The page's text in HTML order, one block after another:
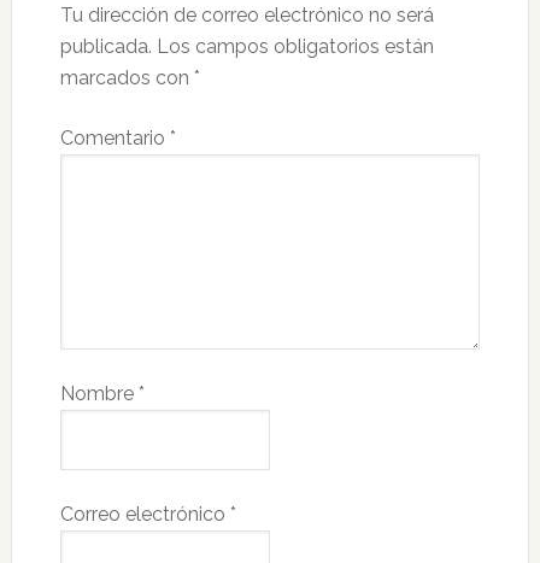
Tu dirección de correo electrónico no será
publicada. Los campos obligatorios están
marcados con *
Comentario *
Nombre *
Correo electrónico *